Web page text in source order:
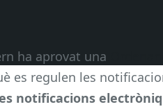
ha aprovat una
es regulen les
notificacions